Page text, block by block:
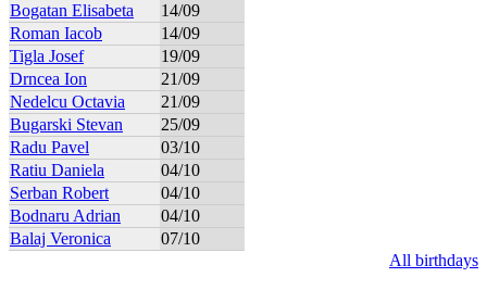
Bogatan Elisabeta
14/09
Roman Iacob
14/09
Tigla Josef
19/09
Drncea Ion
21/09
Nedelcu Octavia
21/09
Bugarski Stevan
25/09
Radu Pavel
03/10
Ratiu Daniela
04/10
Serban Robert
04/10
Bodnaru Adrian
04/10
Balaj Veronica
07/10
All birthdays